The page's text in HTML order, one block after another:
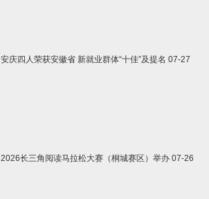
安庆四人荣获安徽省 新就业群体“十佳”及提名 07-27
2026长三角阅读马拉松大赛（桐城赛区）举办 07-26